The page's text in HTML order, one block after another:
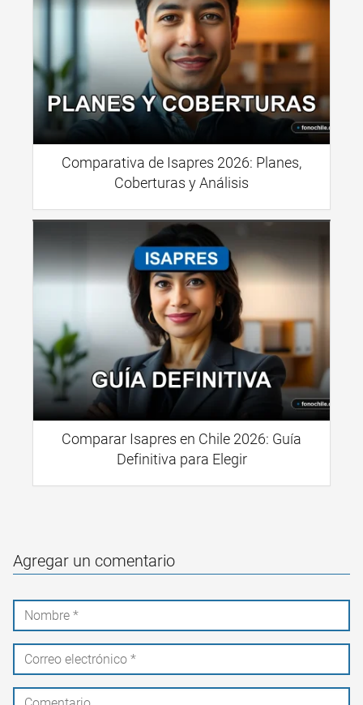
Comparativa de Isapres 2026: Planes,
Coberturas y Análisis
Comparar Isapres en Chile 2026: Guía
Definitiva para Elegir
Agregar un comentario